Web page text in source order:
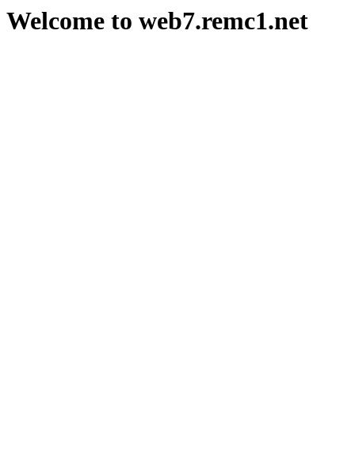
Welcome to web7.remc1.net